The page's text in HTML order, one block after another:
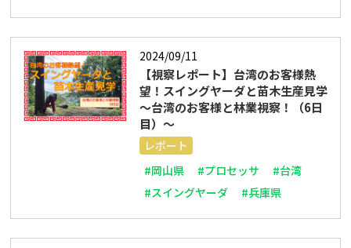
2024/09/11
【視察レポート】台湾のお客様熱
望！スイングヤーダと苗木生産見学
～台湾のお客様と林業視察！（6日
目）～
レポート
#岡山県
#プロセッサ
#台湾
#スイングヤーダ
#兵庫県